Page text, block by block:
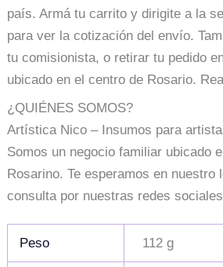
país. Armá tu carrito y dirigite a la
para ver la cotización del envío.
tu comisionista, o retirar tu pedido
ubicado en el centro de Rosario.
¿QUIÉNES SOMOS?
Artística Nico – Insumos para
Somos un negocio familiar ubicado
Rosarino. Te esperamos en nuestro
consulta por nuestras redes
Peso 112 g